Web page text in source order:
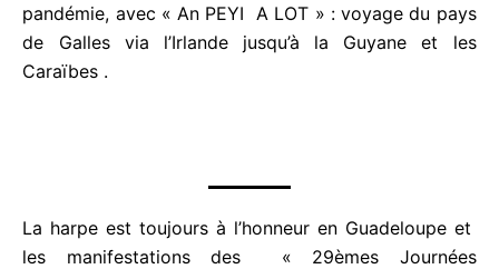
5
par la pandémie, avec « An PEYI A LOT » : voyage
du pays de Galles via l’Irlande jusqu’à la Guyane et
les Caraïbes .
La harpe est toujours à l’honneur en Guadeloupe et
les manifestations des « 29èmes Journées